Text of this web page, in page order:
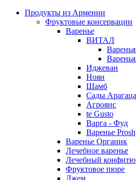
Продукты из Армении
Фруктовые консервации
Варенье
ВИТАЛ
Иджеван
Ноян
Шамб
Сады Арагаца
Агроянс
te Gusto
Варга - Фуд
Варенье
Варенье Органик
Лечебное варенье
Лечебный
Фруктовое пюре
Джем